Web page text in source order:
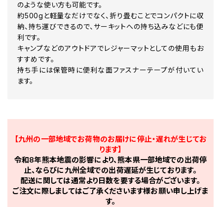
のような使い方も可能です。
約500gと軽量なだけでなく、折り畳むことでコンパクトに収
納、持ち運びできるので、サーキットへの持ち込みなどにも便
利です。
キャンプなどのアウトドアでレジャーマットとしての使用もお
すすめです。
持ち手には保管時に便利な面ファスナーテープが付いてい
ます。
【九州の一部地域でお荷物のお届けに停止・遅れが生じてお
ります】
令和8年熊本地震の影響により、熊本県一部地域での出荷停
止、ならびに九州全域での出荷遅延が生じております。
配送に関しては通常より日数を要する場合がございます。
ご注文に際しましてはご了承くださいます様お願い申し上げま
す。